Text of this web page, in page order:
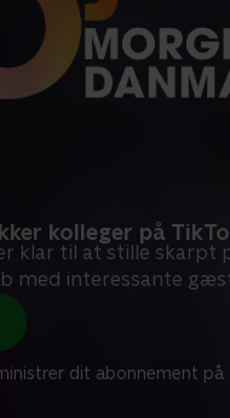
kolleger på
klar til at stille skarpt
med interessante
dit abonnement på